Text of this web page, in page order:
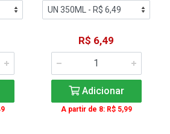
R$ 6,49
Adicionar
A partir de 8: R$ 5,99